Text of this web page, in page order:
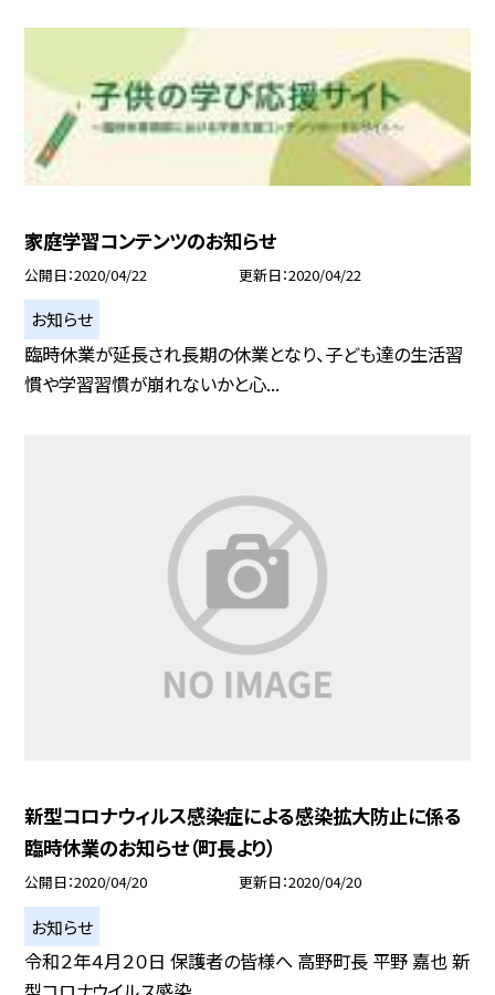
家庭学習コンテンツのお知らせ
公開日 2020/04/22 更新日 2020/04/22
お知らせ
臨時休業が延長され長期の休業となり、子ども達の生活習
慣や学習習慣が崩れないかと心...
新型コロナウィルス感染症による感染拡大防止に係る
臨時休業のお知らせ（町長より）
公開日 2020/04/20 更新日 2020/04/20
お知らせ
令和２年４月２０日 保護者の皆様へ 高野町長 平野 嘉也 新